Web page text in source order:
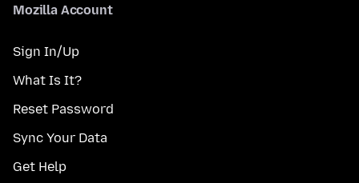
Mozilla Account
Sign In/Up
What Is It?
Reset Password
Sync Your Data
Get Help